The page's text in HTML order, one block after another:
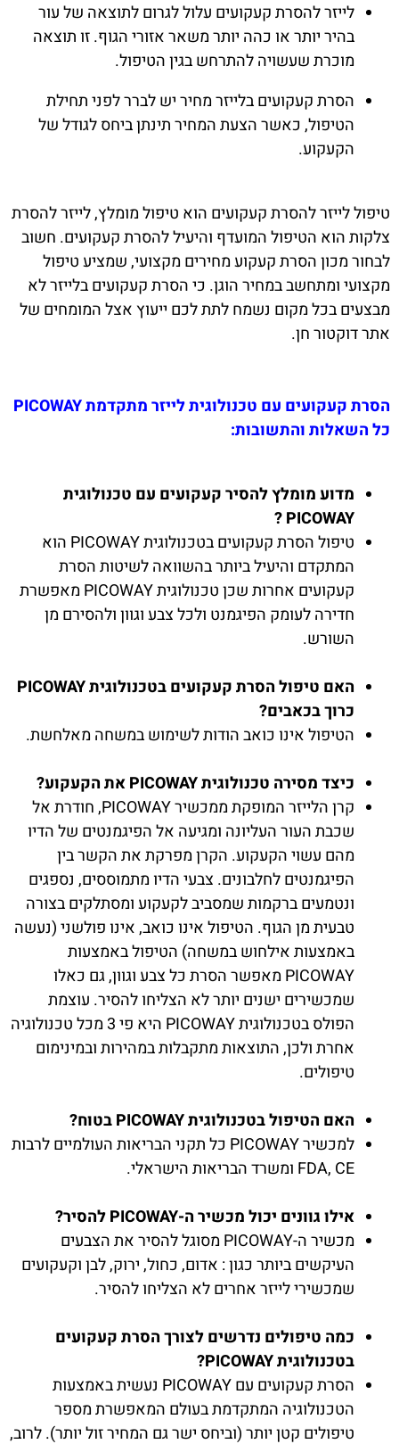
לייזר להסרת קעקועים עלול לגרום לתוצאה של עור
בהיר יותר או כהה יותר משאר אזורי הגוף. זו תוצאה
מוכרת שעשויה להתרחש בגין הטיפול.
הסרת קעקועים בלייזר מחיר יש לברר לפני תחילת
הטיפול, כאשר הצעת המחיר תינתן ביחס לגודל של
הקעקוע.
טיפול לייזר להסרת קעקועים הוא טיפול מומלץ, לייזר להסרת
צלקות הוא הטיפול המועדף והיעיל להסרת קעקועים. חשוב
לבחור מכון הסרת קעקוע מחירים מקצועי, שמציע טיפול
מקצועי ומתחשב במחיר הוגן. כי הסרת קעקועים בלייזר לא
מבצעים בכל מקום נשמח לתת לכם ייעוץ אצל המומחים של
אתר דוקטור חן.
הסרת קעקועים עם טכנולוגית לייזר מתקדמת PICOWAY
כל השאלות והתשובות:
מדוע מומלץ להסיר קעקועים עם טכנולוגית
PICOWAY ?
טיפול הסרת קעקועים בטכנולוגית PICOWAY הוא
המתקדם והיעיל ביותר בהשוואה לשיטות הסרת
קעקועים אחרות שכן טכנולוגית PICOWAY מאפשרת
חדירה לעומק הפיגמנט ולכל צבע וגוון ולהסירם מן
השורש.
האם טיפול הסרת קעקועים בטכנולוגית PICOWAY
כרוך בכאבים?
הטיפול אינו כואב הודות לשימוש במשחה מאלחשת.
כיצד מסירה טכנולוגית PICOWAY את הקעקוע?
קרן הלייזר המופקת ממכשיר PICOWAY, חודרת אל
שכבת העור העליונה ומגיעה אל הפיגמנטים של הדיו
מהם עשוי הקעקוע. הקרן מפרקת את הקשר בין
הפיגמנטים לחלבונים. צבעי הדיו מתמוססים, נספגים
ונטמעים ברקמות שמסביב לקעקוע ומסתלקים בצורה
טבעית מן הגוף. הטיפול אינו כואב, אינו פולשני (נעשה
באמצעות אילחוש במשחה) הטיפול באמצעות
PICOWAY מאפשר הסרת כל צבע וגוון, גם כאלו
שמכשירים ישנים יותר לא הצליחו להסיר. עוצמת
הפולס בטכנולוגית PICOWAY היא פי 3 מכל טכנולוגיה
אחרת ולכן, התוצאות מתקבלות במהירות ובמינימום
טיפולים.
האם הטיפול בטכנולוגית PICOWAY בטוח?
למכשיר PICOWAY כל תקני הבריאות העולמיים לרבות
FDA, CE ומשרד הבריאות הישראלי.
אילו גוונים יכול מכשיר ה-PICOWAY להסיר?
מכשיר ה-PICOWAY מסוגל להסיר את הצבעים
העיקשים ביותר כגון : אדום, כחול, ירוק, לבן וקעקועים
שמכשירי לייזר אחרים לא הצליחו להסיר.
כמה טיפולים נדרשים לצורך הסרת קעקועים
בטכנולוגית PICOWAY?
הסרת קעקועים עם PICOWAY נעשית באמצעות
הטכנולוגיה המתקדמת בעולם המאפשרת מספר
טיפולים קטן יותר (וביחס ישר גם המחיר זול יותר). לרוב,